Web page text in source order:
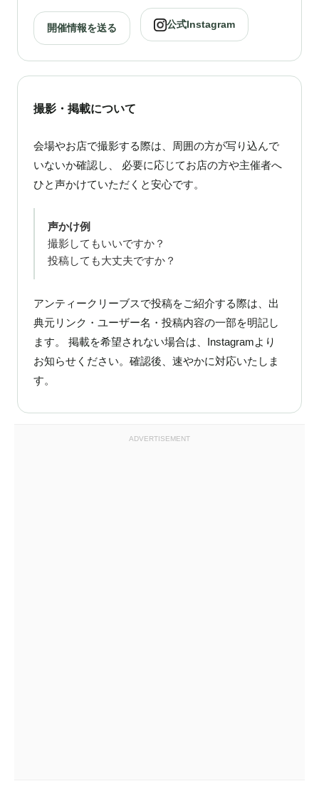
開催情報を送る 公式Instagram
撮影・掲載について
会場やお店で撮影する際は、周囲の方が写り込んで
いないか確認し、 必要に応じてお店の方や主催者へ
ひと声かけていただくと安心です。
声かけ例
撮影してもいいですか？
投稿しても大丈夫ですか？
アンティークリーブスで投稿をご紹介する際は、出
典元リンク・ユーザー名・投稿内容の一部を明記し
ます。 掲載を希望されない場合は、Instagramより
お知らせください。確認後、速やかに対応いたしま
す。
ADVERTISEMENT